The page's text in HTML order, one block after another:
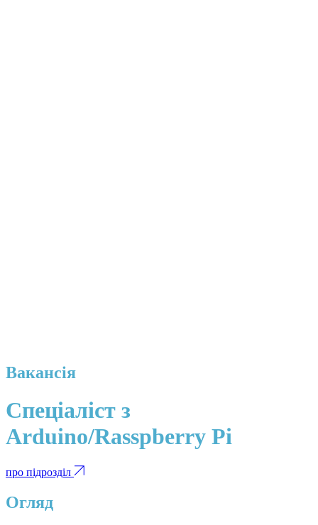
Вакансія
Спеціаліст з
Arduino/Rasspberry Pi
про підрозділ
Огляд